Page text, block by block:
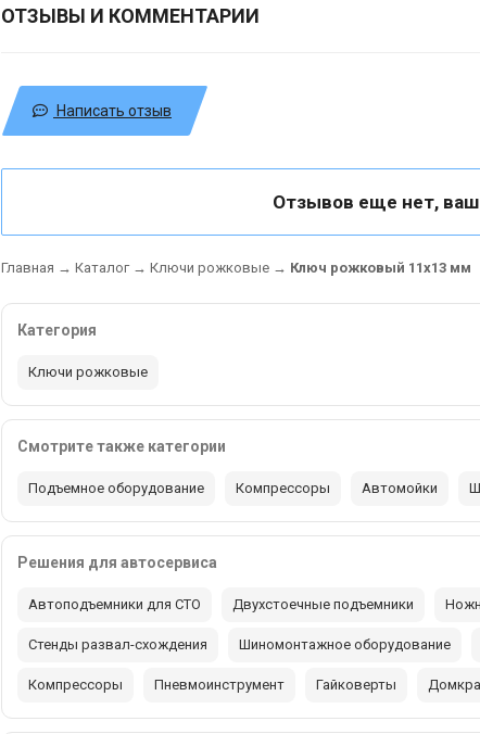
ОТЗЫВЫ И КОММЕНТАРИИ
Написать отзыв
Отзывов еще нет,
Главная → Каталог→ Ключи рожковые → Ключ рожковый 11x13 мм
Категория
Ключи рожковые
Смотрите также категории
Подъемное оборудование Компрессоры Автомойки
Решения для автосервиса
Автоподъемники для СТО Двухстоечные подъемники
Стенды развал-схождения Шиномонтажное оборудование
Компрессоры Пневмоинструмент Гайковерты